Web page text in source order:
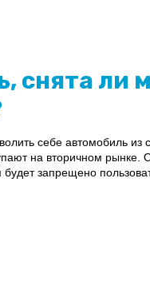
снята ли
себе автомобиль
на вторичном рынке.
запрещено